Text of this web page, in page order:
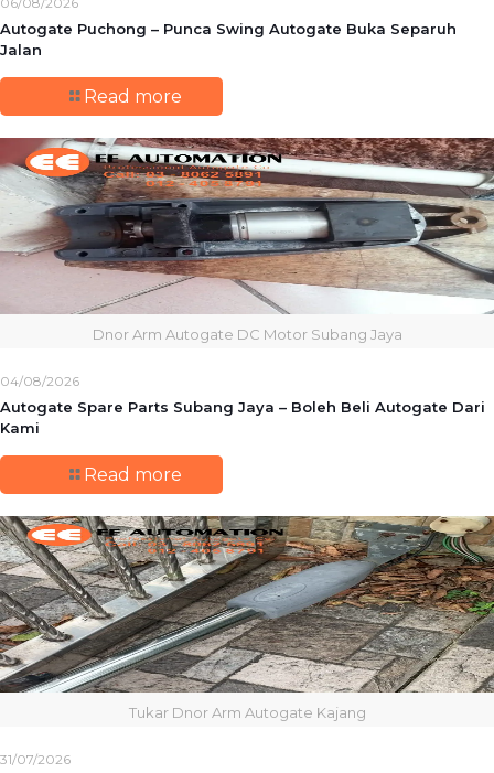
Autogate Puchong – Punca Swing Autogate Buka Separuh
Jalan
Read more
Dnor Arm Autogate DC Motor Subang Jaya
04/08/2026
Autogate Spare Parts Subang Jaya – Boleh Beli Autogate Dari
Kami
Read more
Tukar Dnor Arm Autogate Kajang
31/07/2026